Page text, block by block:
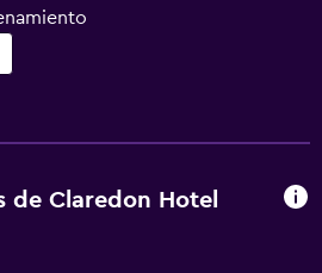
de Claredon Hotel